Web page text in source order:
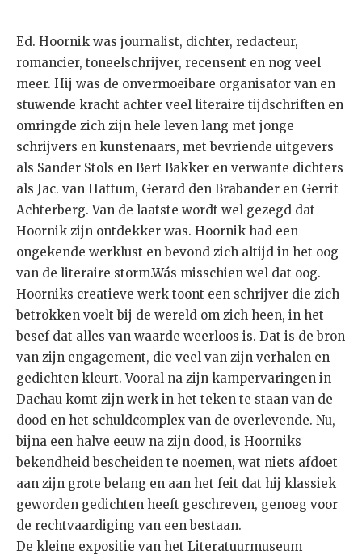
Ed. Hoornik was journalist, dichter, redacteur,
romancier, toneelschrijver, recensent en nog veel
meer. Hij was de onvermoeibare organisator van en
stuwende kracht achter veel literaire tijdschriften en
omringde zich zijn hele leven lang met jonge
schrijvers en kunstenaars, met bevriende uitgevers
als Sander Stols en Bert Bakker en verwante dichters
als Jac. van Hattum, Gerard den Brabander en Gerrit
Achterberg. Van de laatste wordt wel gezegd dat
Hoornik zijn ontdekker was. Hoornik had een
ongekende werklust en bevond zich altijd in het oog
van de literaire storm.Wás misschien wel dat oog.
Hoorniks creatieve werk toont een schrijver die zich
betrokken voelt bij de wereld om zich heen, in het
besef dat alles van waarde weerloos is. Dat is de bron
van zijn engagement, die veel van zijn verhalen en
gedichten kleurt. Vooral na zijn kampervaringen in
Dachau komt zijn werk in het teken te staan van de
dood en het schuldcomplex van de overlevende. Nu,
bijna een halve eeuw na zijn dood, is Hoorniks
bekendheid bescheiden te noemen, wat niets afdoet
aan zijn grote belang en aan het feit dat hij klassiek
geworden gedichten heeft geschreven, genoeg voor
de rechtvaardiging van een bestaan.
De kleine expositie van het Literatuurmuseum